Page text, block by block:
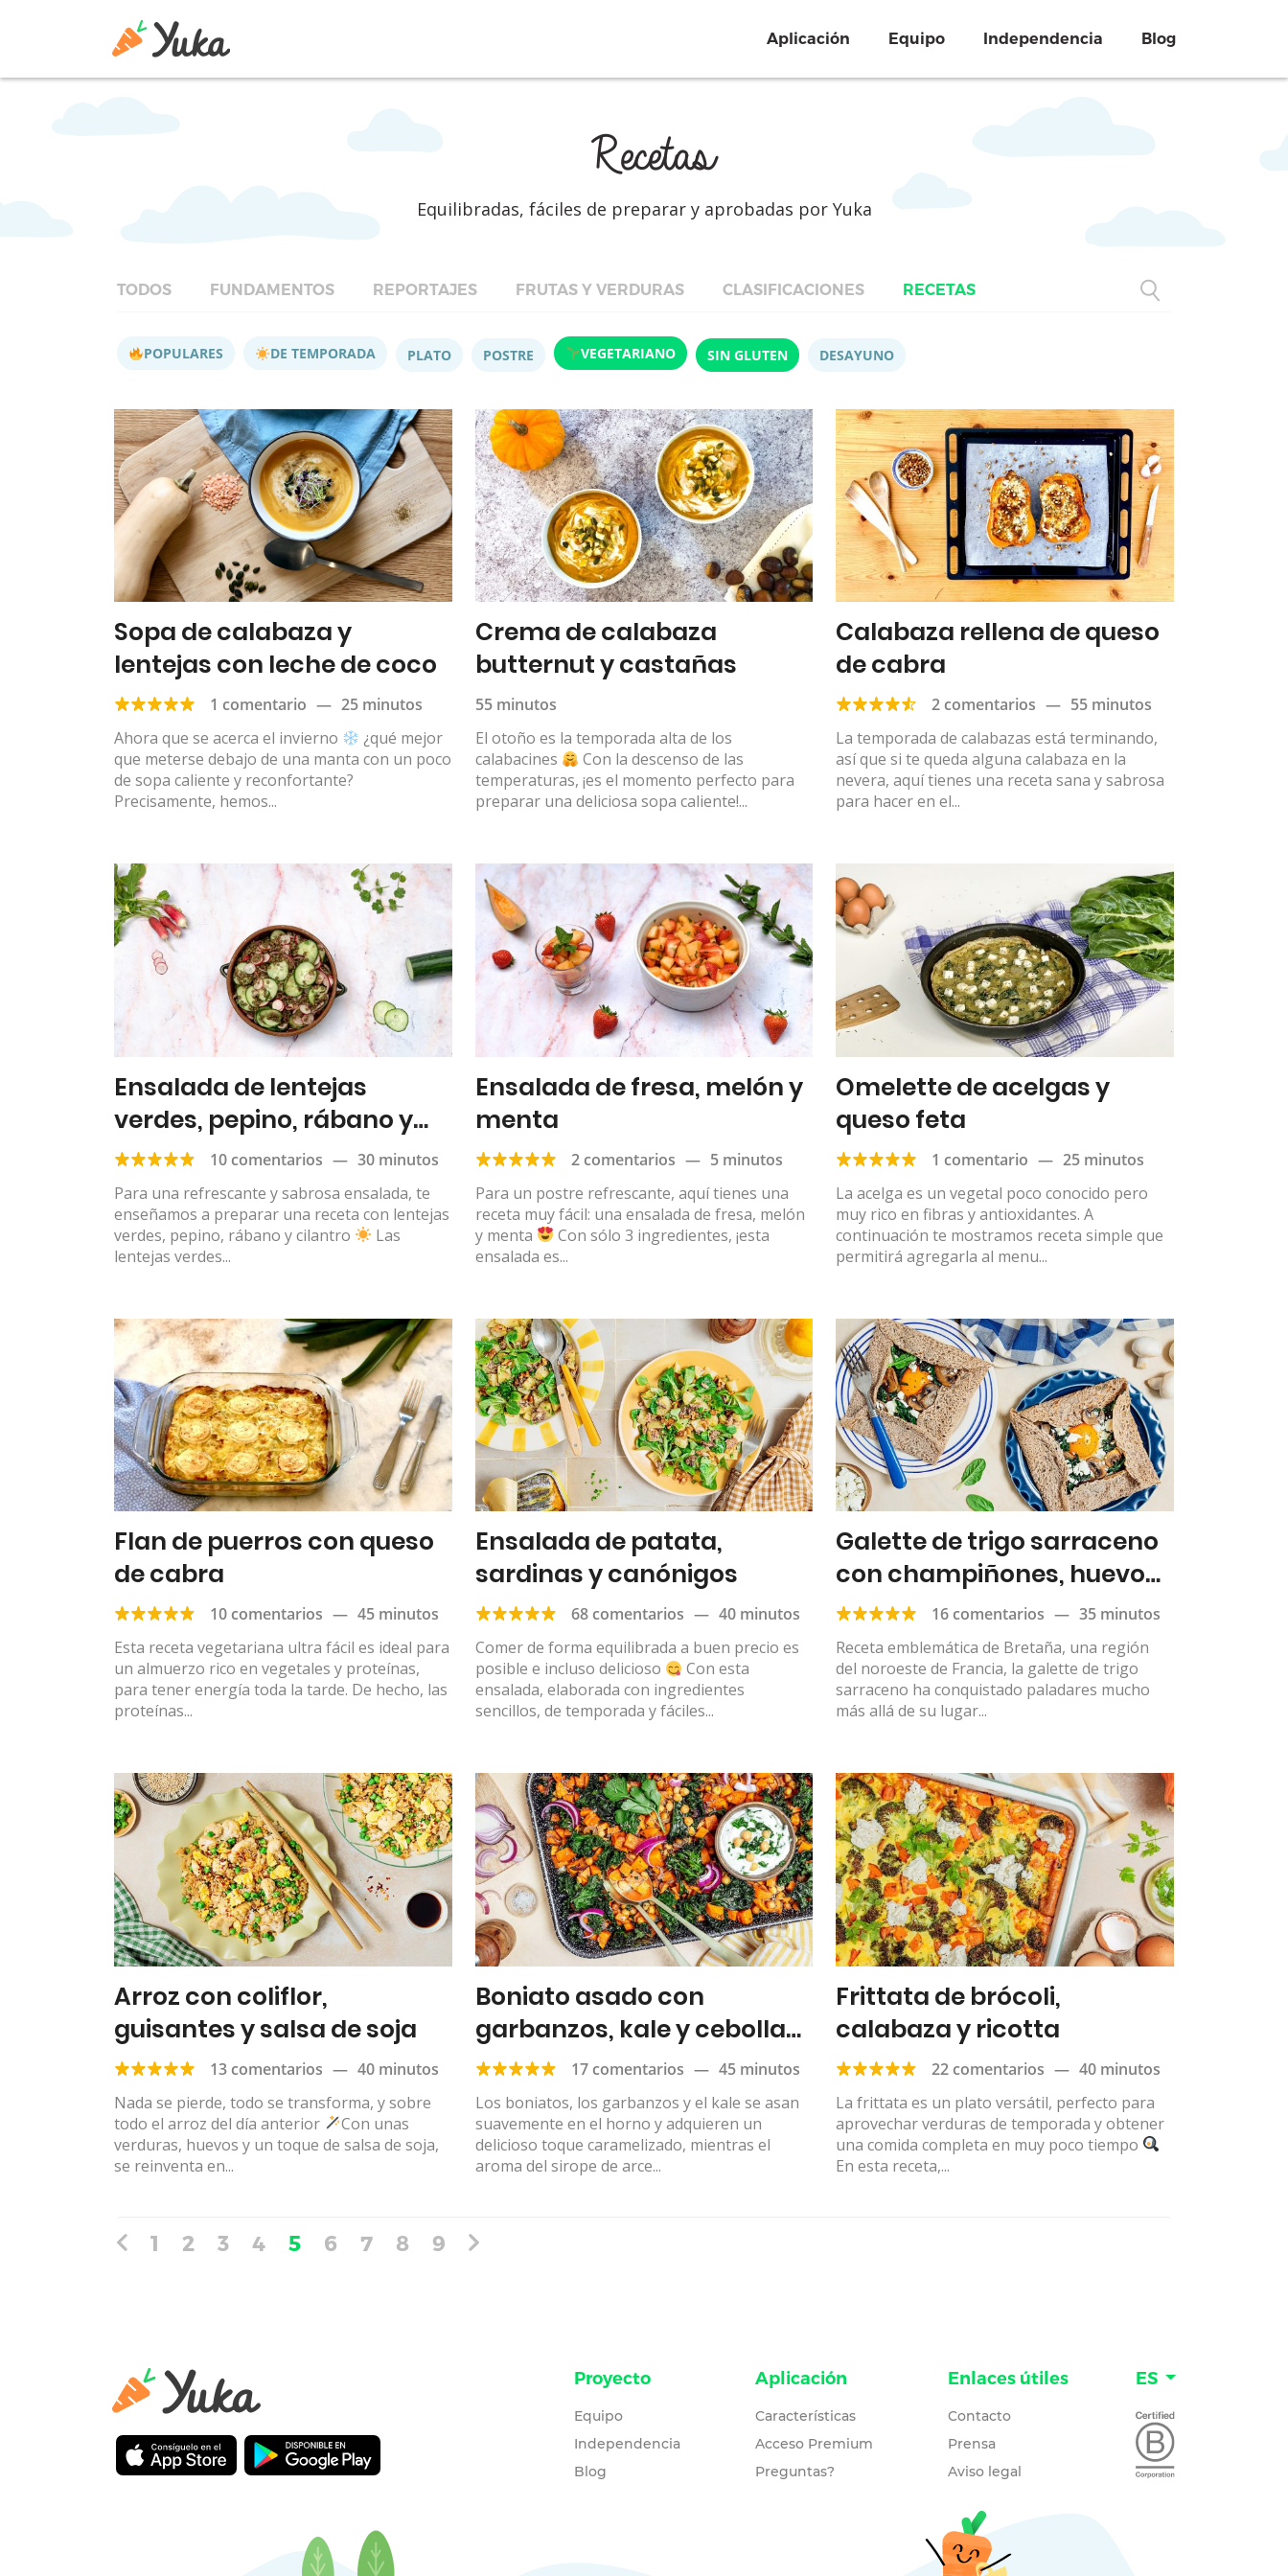
Aplicación Equipo Independencia Blog
Recetas
Equilibradas, fáciles de preparar y aprobadas por Yuka
TODOS FUNDAMENTOS REPORTAJES FRUTAS Y VERDURAS CLASIFICACIONES RECETAS
POPULARES DE TEMPORADA PLATO POSTRE VEGETARIANO SIN GLUTEN DESAYUNO
Sopa de calabaza y
lentejas con leche de coco
1 comentario — 25 minutos
Ahora que se acerca el invierno
¿qué mejor
que meterse debajo de una manta con un poco
de sopa caliente y reconfortante?
Precisamente, hemos...
Crema de calabaza
butternut y castañas
55 minutos
El otoño es la temporada alta de los
calabacines
Con la descenso de las
temperaturas, ¡es el momento perfecto para
preparar una deliciosa sopa caliente!...
Calabaza rellena de queso
de cabra
2 comentarios — 55 minutos
La temporada de calabazas está terminando,
así que si te queda alguna calabaza en la
nevera, aquí tienes una receta sana y sabrosa
para hacer en el...
Ensalada de lentejas
verdes, pepino, rábano y
cilantro
10 comentarios — 30 minutos
Para una refrescante y sabrosa ensalada, te
enseñamos a preparar una receta con lentejas
verdes, pepino, rábano y cilantro
Las
lentejas verdes...
Ensalada de fresa, melón y
menta
2 comentarios — 5 minutos
Para un postre refrescante, aquí tienes una
receta muy fácil: una ensalada de fresa, melón
y menta
Con sólo 3 ingredientes, ¡esta
ensalada es...
Omelette de acelgas y
queso feta
1 comentario — 25 minutos
La acelga es un vegetal poco conocido pero
muy rico en fibras y antioxidantes. A
continuación te mostramos receta simple que
permitirá agregarla al menu...
Flan de puerros con queso
de cabra
10 comentarios — 45 minutos
Esta receta vegetariana ultra fácil es ideal para
un almuerzo rico en vegetales y proteínas,
para tener energía toda la tarde. De hecho, las
proteínas...
Ensalada de patata,
sardinas y canónigos
68 comentarios — 40 minutos
Comer de forma equilibrada a buen precio es
posible e incluso delicioso
Con esta
ensalada, elaborada con ingredientes
sencillos, de temporada y fáciles...
Galette de trigo sarraceno
con champiñones, huevo
frito y feta16 comentarios — 35 minutos
Receta emblemática de Bretaña, una región
del noroeste de Francia, la galette de trigo
sarraceno ha conquistado paladares mucho
más allá de su lugar...
Arroz con coliflor,
guisantes y salsa de soja
13 comentarios — 40 minutos
Nada se pierde, todo se transforma, y sobre
todo el arroz del día anterior
Con unas
verduras, huevos y un toque de salsa de soja,
se reinventa en...
Boniato asado con
garbanzos, kale y cebolla
roja
17 comentarios — 45 minutos
Los boniatos, los garbanzos y el kale se asan
suavemente en el horno y adquieren un
delicioso toque caramelizado, mientras el
aroma del sirope de arce...
Frittata de brócoli,
calabaza y ricotta
22 comentarios — 40 minutos
La frittata es un plato versátil, perfecto para
aprovechar verduras de temporada y obtener
una comida completa en muy poco tiempo
En esta receta,...
1 2 3 4 5 6 7 8 9
Proyecto
Equipo
Independencia
Blog
Aplicación
Características
Acceso Premium
Preguntas?
Enlaces útiles
Contacto
Prensa
Aviso legal
ES